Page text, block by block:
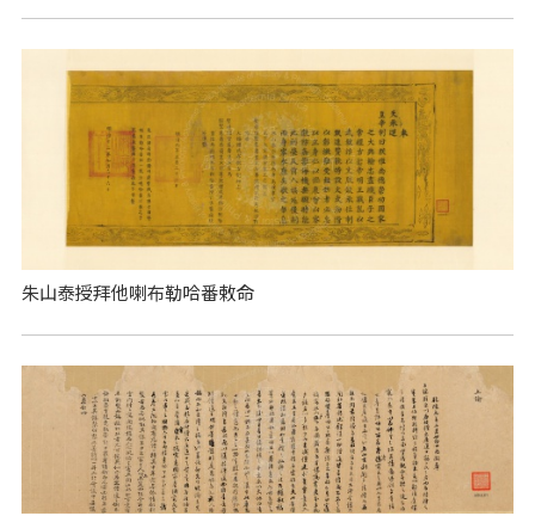
朱山泰授拜他喇布勒哈番敕命